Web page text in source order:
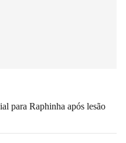
para Raphinha após lesão